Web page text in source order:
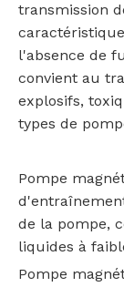
transmission
l'absence de
convient au
explosifs,
types de
‌Pompe
de la pompe,
liquides à
‌Pompe